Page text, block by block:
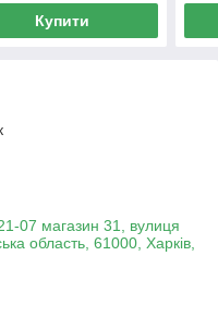
Купити
07 магазин 31, вулиця
область, 61000, Харків,